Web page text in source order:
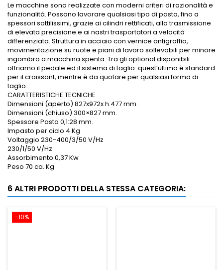
Le macchine sono realizzate con moderni criteri di razionalità e
funzionalità. Possono lavorare qualsiasi tipo di pasta, fino a
spessori sottilissimi, grazie ai cilindri rettificati, alla trasmissione
di elevata precisione e ai nastri trasportatori a velocità
differenziata. Struttura in acciaio con vernice antigraffio,
movimentazione su ruote e piani di lavoro sollevabili per minore
ingombro a macchina spenta. Tra gli optional disponibili
offriamo il pedale ed il sistema di taglio: quest’ultimo è standard
per il croissant, mentre è da quotare per qualsiasi forma di
taglio.
CARATTERISTICHE TECNICHE
Dimensioni (aperto) 827x972x h.477 mm.
Dimensioni (chiuso) 300×827 mm.
Spessore Pasta 0,1:28 mm.
Impasto per ciclo 4 Kg
Voltaggio 230-400/3/50 V/Hz
230/1/50 V/Hz
Assorbimento 0,37 Kw
Peso 70 ca. Kg
6 ALTRI PRODOTTI DELLA STESSA CATEGORIA:
-10%